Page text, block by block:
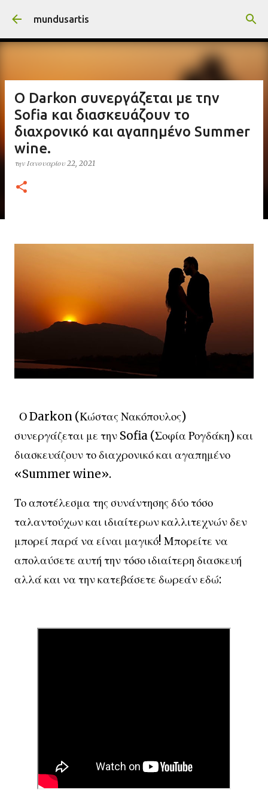
Μετάβαση στο κύριο περιεχόμενο
mundusartis
Ο Darkon συνεργάζεται με την
Sofia και διασκευάζουν το
διαχρονικό και αγαπημένο Summer
wine.
την Ιανουαρίου 22, 2021
Ο Darkon (Κώστας Νακόπουλος)
συνεργάζεται με την Sofia (Σοφία Ρογδάκη) και
διασκευάζουν το διαχρονικό και αγαπημένο
«Summer wine».
Το αποτέλεσμα της συνάντησης δύο τόσο
ταλαντούχων και ιδιαίτερων καλλιτεχνών δεν
μπορεί παρά να είναι μαγικό! Μπορείτε να
απολαύσετε αυτή την τόσο ιδιαίτερη διασκευή
αλλά και να την κατεβάσετε δωρεάν εδώ: